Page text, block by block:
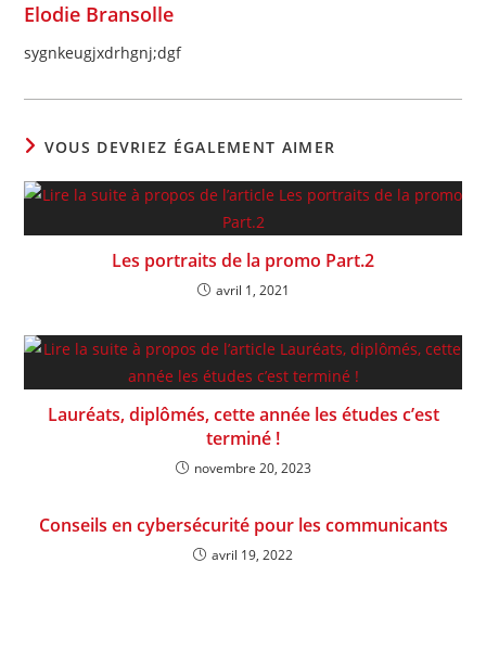
Elodie Bransolle
sygnkeugjxdrhgnj;dgf
VOUS DEVRIEZ ÉGALEMENT AIMER
Les portraits de la promo Part.2
avril 1, 2021
Lauréats, diplômés, cette année les études c’est
terminé !
novembre 20, 2023
Conseils en cybersécurité pour les communicants
avril 19, 2022